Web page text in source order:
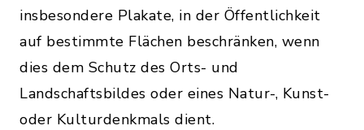
insbesondere Plakate, in der Öffentlichkeit
auf bestimmte Flächen beschränken, wenn
dies dem Schutz des Orts- und
Landschaftsbildes oder eines Natur-, Kunst-
oder Kulturdenkmals dient.